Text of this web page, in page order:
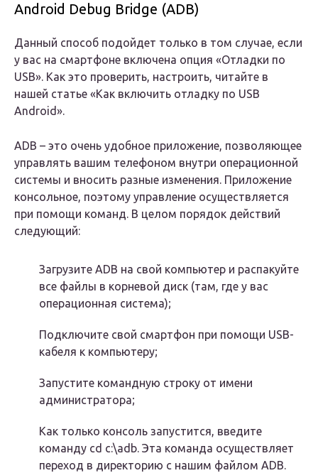
Android Debug Bridge (ADB)
Данный способ подойдет только в том случае, если
у вас на смартфоне включена опция «Отладки по
USB». Как это проверить, настроить, читайте в
нашей статье «Как включить отладку по USB
Android».
ADB – это очень удобное приложение, позволяющее
управлять вашим телефоном внутри операционной
системы и вносить разные изменения. Приложение
консольное, поэтому управление осуществляется
при помощи команд. В целом порядок действий
следующий:
Загрузите ADB на свой компьютер и распакуйте
все файлы в корневой диск (там, где у вас
операционная система);
Подключите свой смартфон при помощи USB-
кабеля к компьютеру;
Запустите командную строку от имени
администратора;
Как только консоль запустится, введите
команду cd c:\adb. Эта команда осуществляет
переход в директорию с нашим файлом ADB.